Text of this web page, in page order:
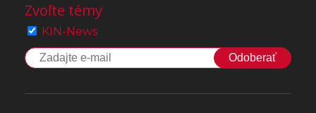
Zvoľte témy
KIN-News
Odoberať